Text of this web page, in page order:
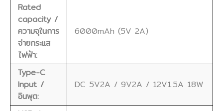
Rated
capacity /
ความจุในการ
จ่ายกระแส
ไฟฟ้า:
6000mAh (5V 2A)
Type-C
Input /
อินพุต:
DC 5V2A / 9V2A / 12V1.5A 18W